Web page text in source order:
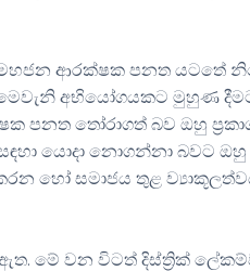
මහජන ආරක්ෂක පනත යටතේ
මෙවැනි අභියෝගයකට මුහුණ
පනත තෝරාගත් බව ඔහු
යොදා නොගන්නා බවට
හෝ සමාජය තුළ
මේ වන විටත් දිස්ත්‍රික්